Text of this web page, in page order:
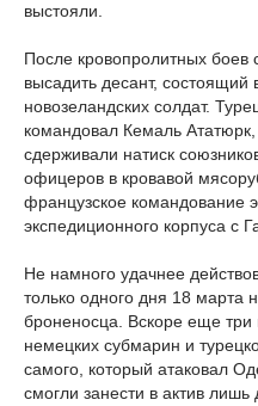
выстояли.
После кровопролитных боев
высадить десант, состоящий
новозеландских солдат.
командовал Кемаль
сдерживали натиск
офицеров в кровавой
французское командование
экспедиционного корпуса с
Не намного удачнее
только одного дня 18 марта
броненосца. Вскоре еще
немецких субмарин и
самого, который атаковал
смогли занести в актив